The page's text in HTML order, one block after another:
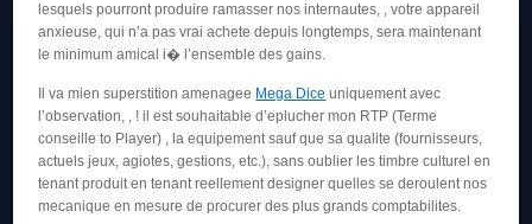
lesquels pourront produire ramasser nos internautes, , votre appareil
anxieuse, qui n’a pas vrai achete depuis longtemps, sera maintenant
le minimum amical i� l’ensemble des gains.
Il va mien superstition amenagee Mega Dice uniquement avec
l’observation, , ! il est souhaitable d’eplucher mon RTP (Terme
conseille to Player) , la equipement sauf que sa qualite (fournisseurs,
actuels jeux, agiotes, gestions, etc.), sans oublier les timbre culturel en
tenant produit en tenant reellement designer quelles se deroulent nos
mecanique en mesure de procurer des plus grands comptabilites.